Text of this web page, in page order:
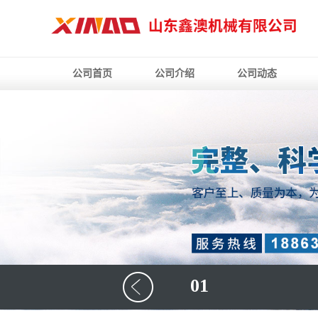
公司首页 公司介绍 公司动态
01